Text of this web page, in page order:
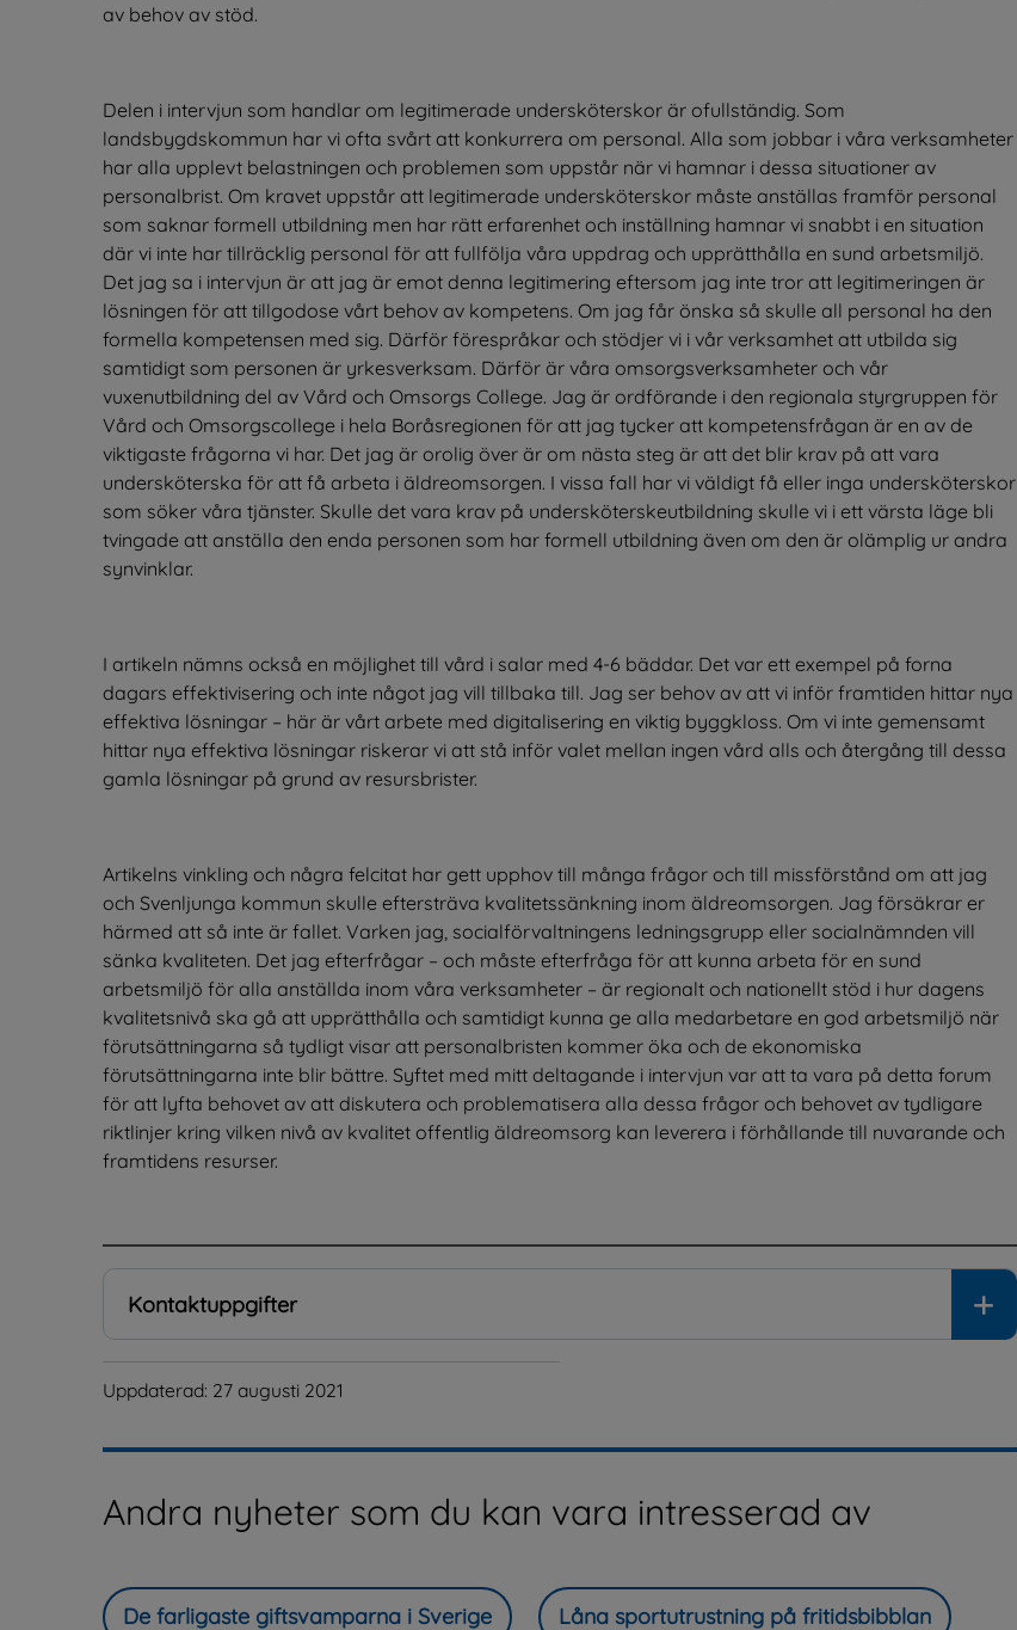
av behov av stöd.
Delen i intervjun som handlar om legitimerade undersköterskor är ofullständig. Som
landsbygdskommun har vi ofta svårt att konkurrera om personal. Alla som jobbar i våra verksamheter
har alla upplevt belastningen och problemen som uppstår när vi hamnar i dessa situationer av
personalbrist. Om kravet uppstår att legitimerade undersköterskor måste anställas framför personal
som saknar formell utbildning men har rätt erfarenhet och inställning hamnar vi snabbt i en situation
där vi inte har tillräcklig personal för att fullfölja våra uppdrag och upprätthålla en sund arbetsmiljö.
Det jag sa i intervjun är att jag är emot denna legitimering eftersom jag inte tror att legitimeringen är
lösningen för att tillgodose vårt behov av kompetens. Om jag får önska så skulle all personal ha den
formella kompetensen med sig. Därför förespråkar och stödjer vi i vår verksamhet att utbilda sig
samtidigt som personen är yrkesverksam. Därför är våra omsorgsverksamheter och vår
vuxenutbildning del av Vård och Omsorgs College. Jag är ordförande i den regionala styrgruppen för
Vård och Omsorgscollege i hela Boråsregionen för att jag tycker att kompetensfrågan är en av de
viktigaste frågorna vi har. Det jag är orolig över är om nästa steg är att det blir krav på att vara
undersköterska för att få arbeta i äldreomsorgen. I vissa fall har vi väldigt få eller inga undersköterskor
som söker våra tjänster. Skulle det vara krav på undersköterskeutbildning skulle vi i ett värsta läge bli
tvingade att anställa den enda personen som har formell utbildning även om den är olämplig ur andra
synvinklar.
I artikeln nämns också en möjlighet till vård i salar med 4-6 bäddar. Det var ett exempel på forna
dagars effektivisering och inte något jag vill tillbaka till. Jag ser behov av att vi inför framtiden hittar nya
effektiva lösningar – här är vårt arbete med digitalisering en viktig byggkloss. Om vi inte gemensamt
hittar nya effektiva lösningar riskerar vi att stå inför valet mellan ingen vård alls och återgång till dessa
gamla lösningar på grund av resursbrister.
Artikelns vinkling och några felcitat har gett upphov till många frågor och till missförstånd om att jag
och Svenljunga kommun skulle eftersträva kvalitetssänkning inom äldreomsorgen. Jag försäkrar er
härmed att så inte är fallet. Varken jag, socialförvaltningens ledningsgrupp eller socialnämnden vill
sänka kvaliteten. Det jag efterfrågar – och måste efterfråga för att kunna arbeta för en sund
arbetsmiljö för alla anställda inom våra verksamheter – är regionalt och nationellt stöd i hur dagens
kvalitetsnivå ska gå att upprätthålla och samtidigt kunna ge alla medarbetare en god arbetsmiljö när
förutsättningarna så tydligt visar att personalbristen kommer öka och de ekonomiska
förutsättningarna inte blir bättre. Syftet med mitt deltagande i intervjun var att ta vara på detta forum
för att lyfta behovet av att diskutera och problematisera alla dessa frågor och behovet av tydligare
riktlinjer kring vilken nivå av kvalitet offentlig äldreomsorg kan leverera i förhållande till nuvarande och
framtidens resurser.
Kontaktuppgifter
Uppdaterad: 27 augusti 2021
Andra nyheter som du kan vara intresserad av
De farligaste giftsvamparna i Sverige Låna sportutrustning på fritidsbibblan